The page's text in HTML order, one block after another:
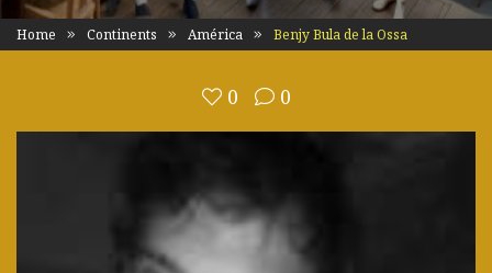
Home Continents América Benjy Bula de la Ossa
0 0